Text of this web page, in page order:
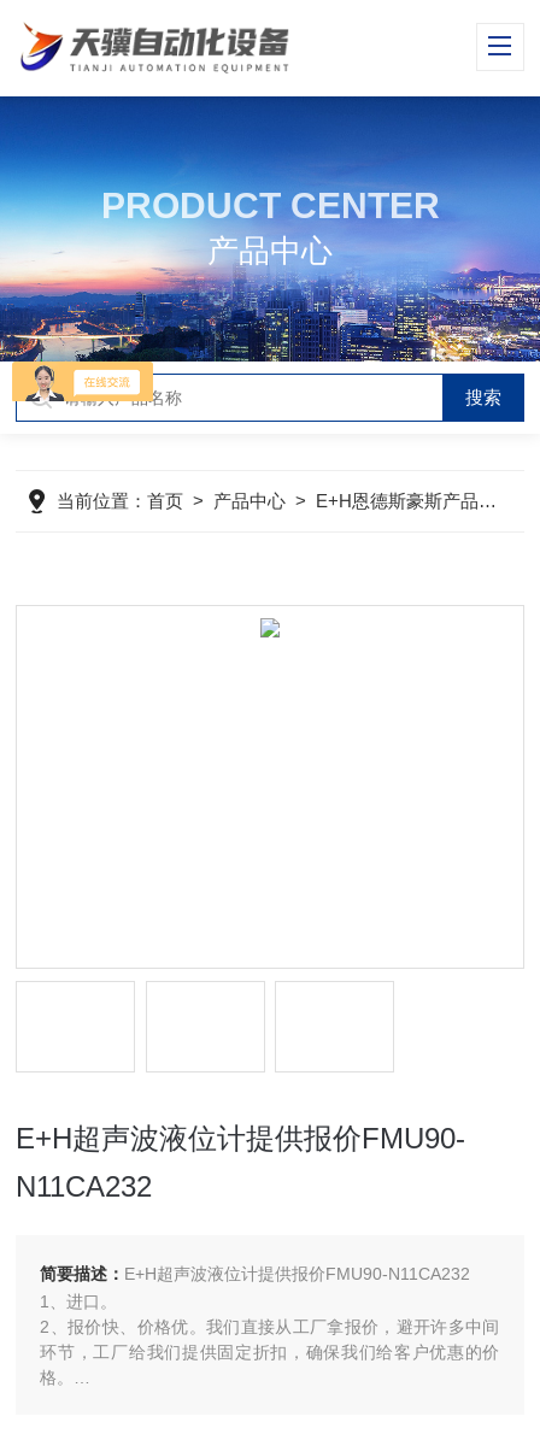
PRODUCT CENTER
产品中心
当前位置：首页 > 产品中心 > E+H恩德斯豪斯产品>
E+H超声波液位计提供报价FMU90-
N11CA232
简要描述： E+H超声波液位计提供报价FMU90-N11CA232
1、进口。
2、报价快、价格优。我们直接从工厂拿报价，避开许多中间
环节，工厂给我们提供固定折扣，确保我们给客户优惠的价
格。